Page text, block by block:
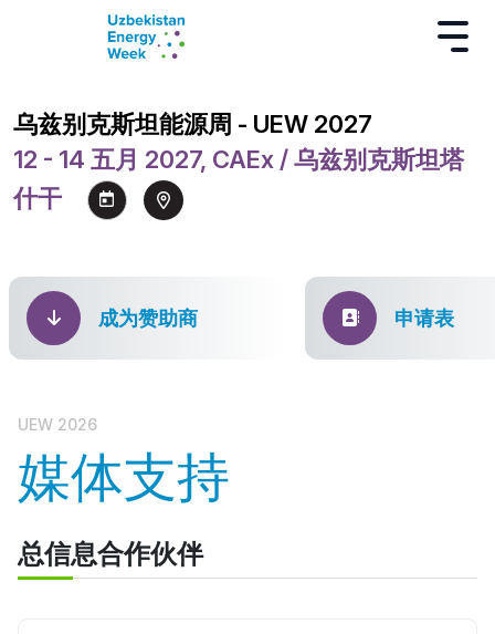
乌兹别克斯坦能源周 - UEW 2027
12 - 14 五月 2027, CAEx / 乌兹别克斯坦塔
什干
成为赞助商 申请表
UEW 2026
媒体支持
总信息合作伙伴